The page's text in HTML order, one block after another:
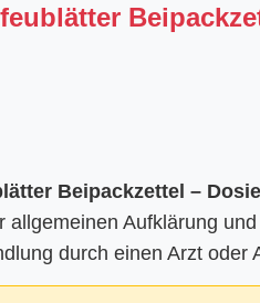
Beipackzettel –
allgemeinen Aufklärung
durch einen Arzt oder